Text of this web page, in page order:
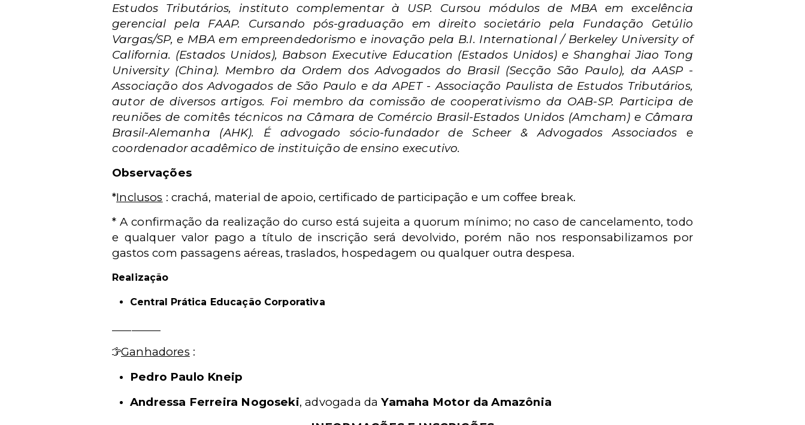
Estudos Tributários, instituto complementar à USP. Cursou módulos de MBA em excelência
gerencial pela FAAP. Cursando pós-graduação em direito societário pela Fundação Getúlio
Vargas/SP, e MBA em empreendedorismo e inovação pela B.I. International / Berkeley University of
California. (Estados Unidos), Babson Executive Education (Estados Unidos) e Shanghai Jiao Tong
University (China). Membro da Ordem dos Advogados do Brasil (Secção São Paulo), da AASP -
Associação dos Advogados de São Paulo e da APET - Associação Paulista de Estudos Tributários,
autor de diversos artigos. Foi membro da comissão de cooperativismo da OAB-SP. Participa de
reuniões de comitês técnicos na Câmara de Comércio Brasil-Estados Unidos (Amcham) e Câmara
Brasil-Alemanha (AHK). É advogado sócio-fundador de Scheer & Advogados Associados e
coordenador acadêmico de instituição de ensino executivo.
Observações
*Inclusos : crachá, material de apoio, certificado de participação e um coffee break.
* A confirmação da realização do curso está sujeita a quorum mínimo; no caso de cancelamento, todo
e qualquer valor pago a título de inscrição será devolvido, porém não nos responsabilizamos por
gastos com passagens aéreas, traslados, hospedagem ou qualquer outra despesa.
Realização
Central Prática Educação Corporativa
Ganhadores :
Pedro Paulo Kneip
Andressa Ferreira Nogoseki, advogada daYamaha Motor da Amazônia